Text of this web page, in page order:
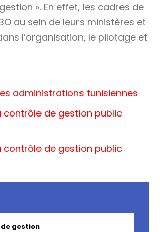
». En effet, les cadres de
au sein de leurs ministères et
l’organisation, le pilotage et
administrations tunisiennes
de gestion public
de gestion public
gestion